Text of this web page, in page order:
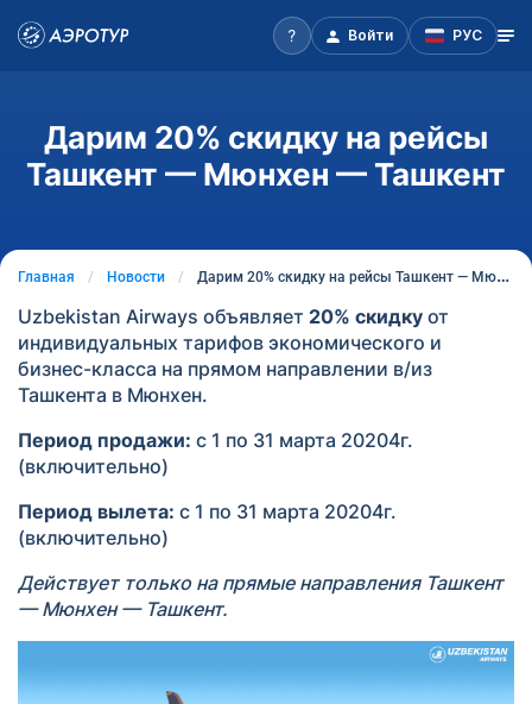
Войти РУС
Дарим 20% скидку на рейсы
Ташкент — Мюнхен — Ташкент
Главная Новости Дарим 20% скидку на рейсы Ташкент — Мюнхен — Ташкент
Uzbekistan Airways объявляет 20% скидку от
индивидуальных тарифов экономического и
бизнес-класса на прямом направлении в/из
Ташкента в Мюнхен.
Период продажи: с 1 по 31 марта 20204г.
(включительно)
Период вылета: с 1 по 31 марта 20204г.
(включительно)
Действует только на прямые направления Ташкент
— Мюнхен — Ташкент.